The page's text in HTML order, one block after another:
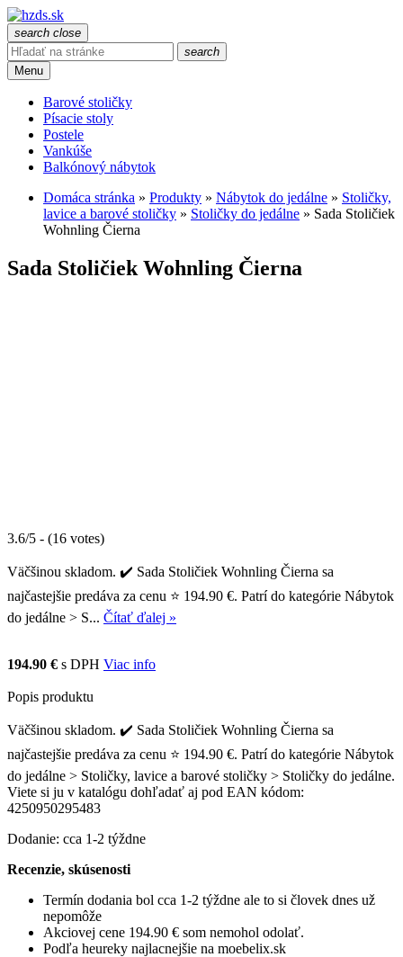
search close
search
Menu
Barové stoličky
Písacie stoly
Postele
Vankúše
Balkónový nábytok
Domáca stránka » Produkty » Nábytok do jedálne » Stoličky,
lavice a barové stoličky » Stoličky do jedálne » Sada Stoličiek
Wohnling Čierna
Sada Stoličiek Wohnling Čierna
3.6/5 - (16 votes)
Väčšinou skladom. ✔️ Sada Stoličiek Wohnling Čierna sa
najčastejšie predáva za cenu ⭐ 194.90 €. Patrí do kategórie Nábytok
do jedálne > S... Čítať ďalej »
194.90 € s DPH Viac info
Popis produktu
Väčšinou skladom. ✔️ Sada Stoličiek Wohnling Čierna sa
najčastejšie predáva za cenu ⭐ 194.90 €. Patrí do kategórie Nábytok
do jedálne > Stoličky, lavice a barové stoličky > Stoličky do jedálne.
Viete si ju v katalógu dohľadať aj pod EAN kódom:
4250950295483
Dodanie: cca 1-2 týždne
Recenzie, skúsenosti
Termín dodania bol cca 1-2 týždne ale to si človek dnes už
nepomôže
Akciovej cene 194.90 € som nemohol odolať.
Podľa heureky najlacnejšie na moebelix.sk